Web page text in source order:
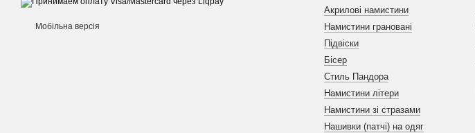
Мобільна версія
Акрилові намистини
Намистини грановані
Підвіски
Бісер
Стиль Пандора
Намистини літери
Намистини зі стразами
Нашивки (патчі) на одяг